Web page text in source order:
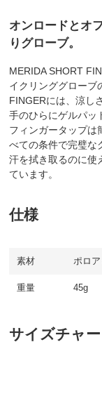
オンロードとオ
りグローブ。
MERIDA SHORT
イクリンググローブ
FINGERには、涼し
手のひらにゲルパッ
フィンガータップは
べての条件で完璧な
汗を拭き取るのに使
ています。
仕様
素材 ポロ
重量 45g
サイズチャー